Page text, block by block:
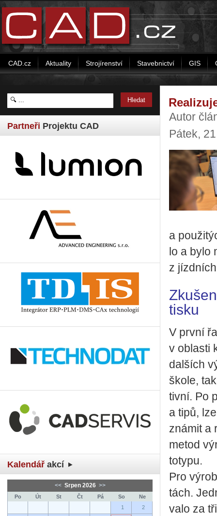
CAD.cz Aktuality Strojírenství Stavebnictví GIS
Partneři Projektu CAD
Kalendář akcí
<< Srpen 2026 >>
Po Út St Čt Pá So
Ne
1
2
Autor
Pátek,
a
lo a bylo
z
tisku
V první
v ob­las­ti
dal­ších
škole,
tiv­ní. Po
a tipů,
zná­mit a
metod
to­ty­pu.
Pro
tách.
va­lo za